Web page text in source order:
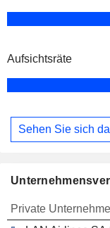
Aufsichtsräte
Sehen Sie sich
Private